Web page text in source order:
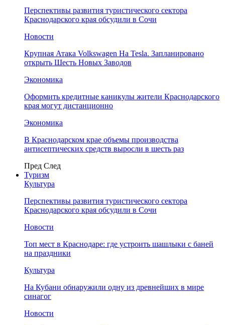
Перспективы развития туристического сектора
Краснодарского края обсудили в Сочи
Новости
Крупная Атака Volkswagen На Tesla. Запланировано
открыть Шесть Новых Заводов
Экономика
Оформить кредитные каникулы жители Краснодарского
края могут дистанционно
Экономика
В Краснодарском крае объемы производства
антисептических средств выросли в шесть раз
Пред След
Туризм
Культура
Перспективы развития туристического сектора
Краснодарского края обсудили в Сочи
Новости
Топ мест в Краснодаре: где устроить шашлыки с баней
на праздники
Культура
На Кубани обнаружили одну из древнейших в мире
синагог
Новости